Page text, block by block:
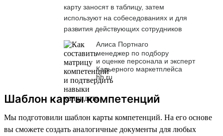
карту заносят в таблицу, затем
используют на собеседованиях и для
развития действующих сотрудников
Алиса Портнаго
менеджер по подбору
и оценке персонала и эксперт
Карьерного маркетплейса
hh.ru
Шаблон карты компетенций
Мы подготовили шаблон карты компетенций. На его основе
вы сможете создать аналогичные документы для любых